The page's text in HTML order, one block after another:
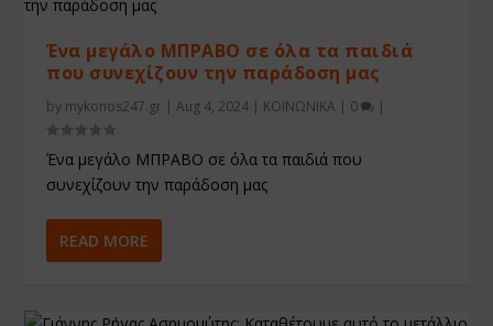
Ένα μεγάλο ΜΠΡΑΒΟ σε όλα τα παιδιά
που συνεχίζουν την παράδοση μας
by mykonos247.gr |Aug 4, 2024 | ΚΟΙΝΩΝΙΚΑ | 0 |
Ένα μεγάλο ΜΠΡΑΒΟ σε όλα τα παιδιά που
συνεχίζουν την παράδοση μας
READ MORE